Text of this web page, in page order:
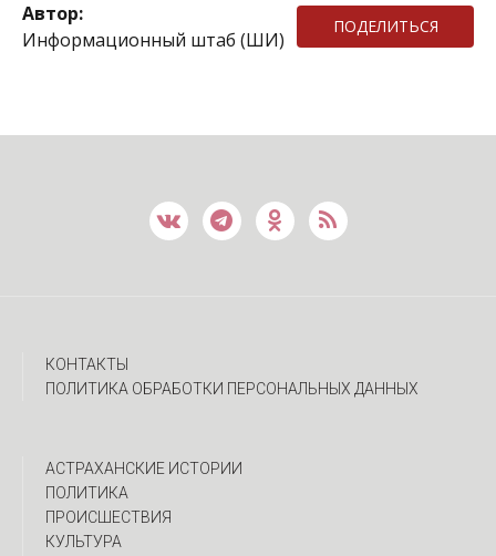
Автор:
Информационный штаб (ШИ)
ПОДЕЛИТЬСЯ
КОНТАКТЫ
ПОЛИТИКА ОБРАБОТКИ ПЕРСОНАЛЬНЫХ ДАННЫХ
АСТРАХАНСКИЕ ИСТОРИИ
ПОЛИТИКА
ПРОИСШЕСТВИЯ
КУЛЬТУРА